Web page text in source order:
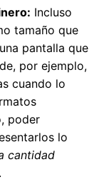
Incluso
tamaño que
pantalla que
por ejemplo,
cuando lo
poder
lo
cantidad